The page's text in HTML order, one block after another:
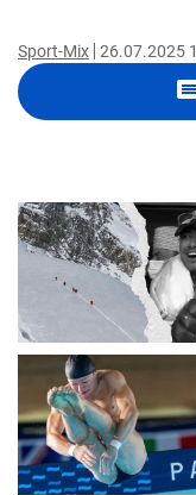
Sport-Mix 26.07.2025